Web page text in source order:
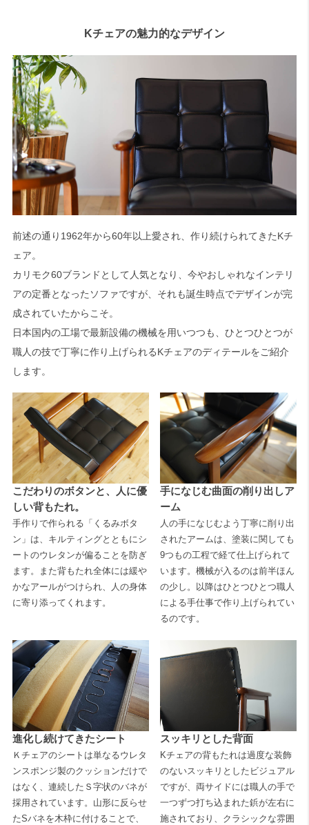
Kチェアの魅力的なデザイン
前述の通り1962年から60年以上愛され、作り続けられてきたKチ
ェア。
カリモク60ブランドとして人気となり、今やおしゃれなインテリ
アの定番となったソファですが、それも誕生時点でデザインが完
成されていたからこそ。
日本国内の工場で最新設備の機械を用いつつも、ひとつひとつが
職人の技で丁寧に作り上げられるKチェアのディテールをご紹介
します。
こだわりのボタンと、人に優
しい背もたれ。
手作りで作られる「くるみボタ
ン」は、キルティングとともにシ
ートのウレタンが偏ることを防ぎ
ます。また背もたれ全体には緩や
かなアールがつけられ、人の身体
に寄り添ってくれます。
手になじむ曲面の削り出しア
ーム
人の手になじむよう丁寧に削り出
されたアームは、塗装に関しても
9つもの工程で経て仕上げられて
います。機械が入るのは前半ほん
の少し。以降はひとつひとつ職人
による手仕事で作り上げられてい
るのです。
進化し続けてきたシート
Ｋチェアのシートは単なるウレタ
ンスポンジ製のクッションだけで
はなく、連続したＳ字状のバネが
採用されています。山形に反らせ
たSバネを木枠に付けることで、
スッキリとした背面
Kチェアの背もたれは過度な装飾
のないスッキリとしたビジュアル
ですが、両サイドには職人の手で
一つずつ打ち込まれた鋲が左右に
施されており、クラシックな雰囲